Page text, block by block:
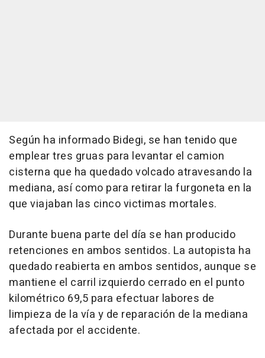
Según ha informado Bidegi, se han tenido que
emplear tres gruas para levantar el camion
cisterna que ha quedado volcado atravesando la
mediana, así como para retirar la furgoneta en la
que viajaban las cinco victimas mortales.
Durante buena parte del día se han producido
retenciones en ambos sentidos. La autopista ha
quedado reabierta en ambos sentidos, aunque se
mantiene el carril izquierdo cerrado en el punto
kilométrico 69,5 para efectuar labores de
limpieza de la vía y de reparación de la mediana
afectada por el accidente.